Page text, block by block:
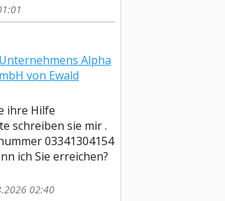
Alpha
von Ewald
ihre Hilfe
schreiben sie mir .
03341304154
ich Sie erreichen?
02:40